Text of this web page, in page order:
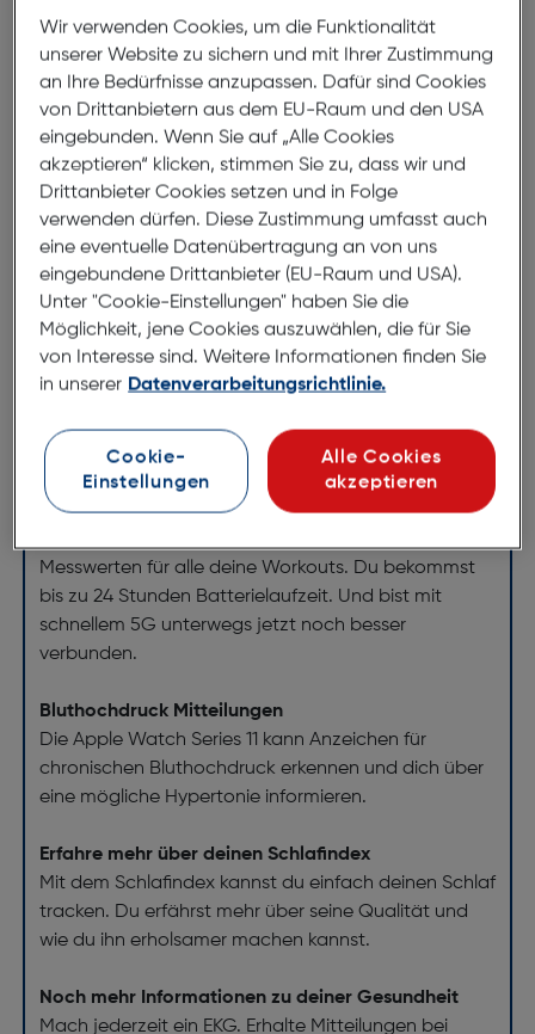
Nach Hause liefern
Selbstabholung in Verfügbarkeit prüfen
Produktbeschreibung
Apple Watch S11 LTE 42mm Natural
Titan Case + Stone Grey Sport
S/M
ArtNr.: 180011677
Erhalte wertvolle Infos zu deiner
Gesundheit
Die Apple Watch Series 11 gibt dir wertvolle
Informationen zu deiner Gesundheit, wie etwa
Bluthochdruck Mitteilungen und Schlafindex. Bring
Messwerten für alle deine Workouts. Du bekommst
bis zu 24 Stunden Batterielaufzeit. Und bist mit
schnellem 5G unterwegs jetzt noch besser
verbunden.
Bluthochdruck Mitteilungen
Die Apple Watch Series 11 kann Anzeichen für
chronischen Bluthochdruck erkennen und dich über
eine mögliche Hypertonie informieren.
Erfahre mehr über deinen Schlafindex
Mit dem Schlafindex kannst du einfach deinen Schlaf
tracken. Du erfährst mehr über seine Qualität und
wie du ihn erholsamer machen kannst.
Noch mehr Informationen zu deiner Gesundheit
Mach jederzeit ein EKG. Erhalte Mitteilungen bei
Wir verwenden Cookies, um die Funktionalität
unserer Website zu sichern und mit Ihrer Zustimmung
an Ihre Bedürfnisse anzupassen. Dafür sind Cookies
von Drittanbietern aus dem EU-Raum und den USA
eingebunden. Wenn Sie auf „Alle Cookies
akzeptieren“ klicken, stimmen Sie zu, dass wir und
Drittanbieter Cookies setzen und in Folge
verwenden dürfen. Diese Zustimmung umfasst auch
eine eventuelle Datenübertragung an von uns
eingebundene Drittanbieter (EU-Raum und USA).
Unter "Cookie-Einstellungen" haben Sie die
Möglichkeit, jene Cookies auszuwählen, die für Sie
von Interesse sind. Weitere Informationen finden Sie
in unserer Datenverarbeitungsrichtlinie.
Cookie-
Einstellungen
Alle Cookies
akzeptieren